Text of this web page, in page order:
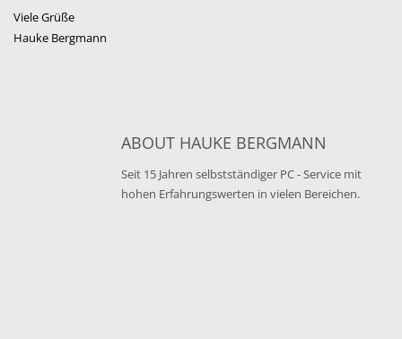
Viele Grüße
Hauke Bergmann
ABOUT HAUKE BERGMANN
Seit 15 Jahren selbstständiger PC - Service mit
hohen Erfahrungswerten in vielen Bereichen.